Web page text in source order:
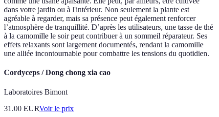
dans votre jardin ou à l'intérieur. Non seulement la plante est
agréable à regarder, mais sa présence peut également renforcer
l’atmosphère de tranquillité. D’après les utilisateurs, une tasse de thé
à la camomille le soir peut contribuer à un sommeil réparateur. Ses
effets relaxants sont largement documentés, rendant la camomille
une alliée incontournable pour combattre les tensions du quotidien.
Cordyceps / Dong chong xia cao
Laboratoires Bimont
31.00 EURVoir le prix